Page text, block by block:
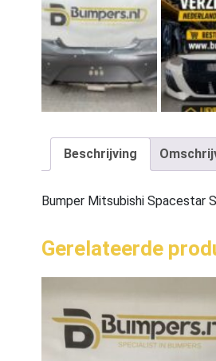
Beschrijving
Bumper Mitsubishi Spacestar
Gerelateerde